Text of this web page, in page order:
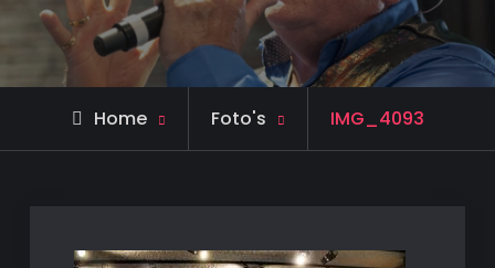
Home Foto's IMG_4093